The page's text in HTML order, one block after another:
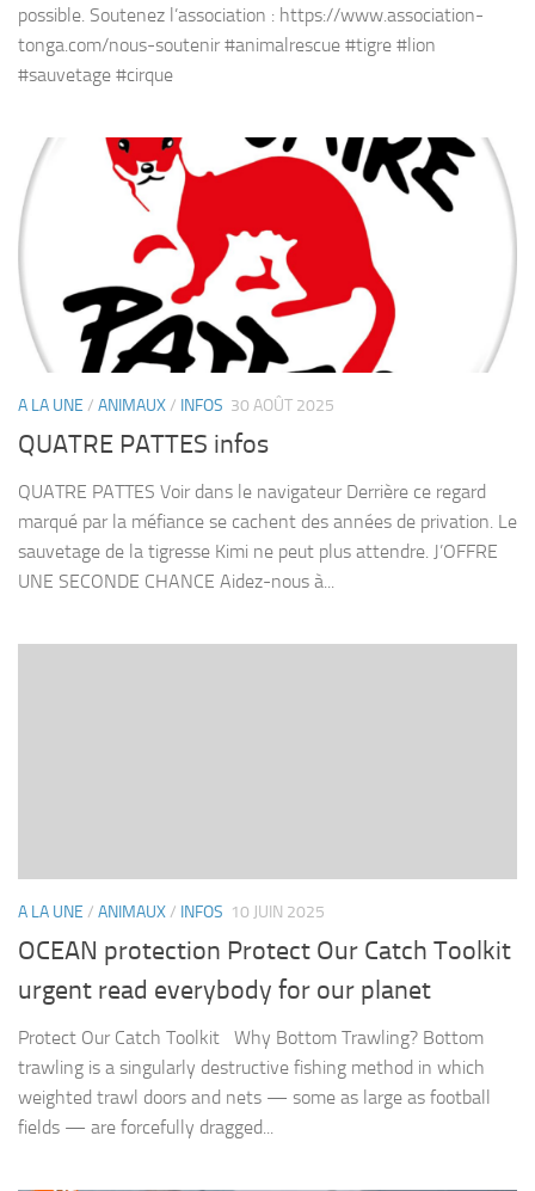
possible. Soutenez l’association : https://www.association-
tonga.com/nous-soutenir #animalrescue #tigre #lion
#sauvetage #cirque
A LA UNE / ANIMAUX/ INFOS 30 AOÛT 2025
QUATRE PATTES infos
QUATRE PATTES Voir dans le navigateur Derrière ce regard
marqué par la méfiance se cachent des années de privation. Le
sauvetage de la tigresse Kimi ne peut plus attendre. J’OFFRE
UNE SECONDE CHANCE Aidez-nous à...
A LA UNE / ANIMAUX/ INFOS 10 JUIN 2025
OCEAN protection Protect Our Catch Toolkit
urgent read everybody for our planet
Protect Our Catch Toolkit Why Bottom Trawling? Bottom
trawling is a singularly destructive fishing method in which
weighted trawl doors and nets — some as large as football
fields — are forcefully dragged...